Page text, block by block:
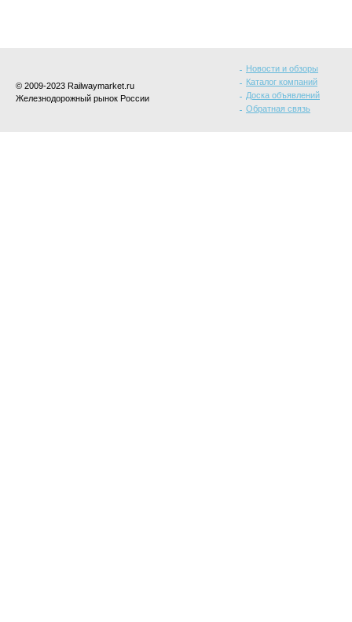
© 2009-2023 Railwaymarket.ru
Железнодорожный рынок России
Новости и обзоры
Каталог компаний
Доска объявлений
Обратная связь